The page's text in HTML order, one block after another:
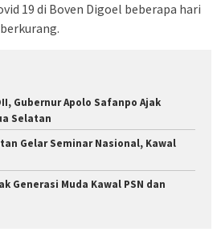
19 di Boven Digoel beberapa hari
Gubernur Apolo Safanpo Ajak
Selatan
Gelar Seminar Nasional, Kawal
Generasi Muda Kawal PSN dan